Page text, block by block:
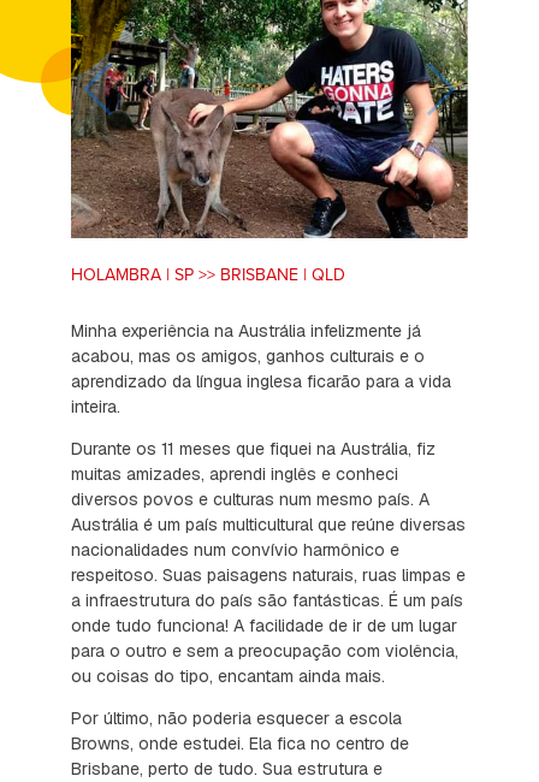
HOLAMBRA | SP >> BRISBANE | QLD
Minha experiência na Austrália infelizmente já
acabou, mas os amigos, ganhos culturais e o
aprendizado da língua inglesa ficarão para a vida
inteira.
Durante os 11 meses que fiquei na Austrália, fiz
muitas amizades, aprendi inglês e conheci
diversos povos e culturas num mesmo país. A
Austrália é um país multicultural que reúne diversas
nacionalidades num convívio harmônico e
respeitoso. Suas paisagens naturais, ruas limpas e
a infraestrutura do país são fantásticas. É um país
onde tudo funciona! A facilidade de ir de um lugar
para o outro e sem a preocupação com violência,
ou coisas do tipo, encantam ainda mais.
Por último, não poderia esquecer a escola
Browns, onde estudei. Ela fica no centro de
Brisbane, perto de tudo. Sua estrutura e